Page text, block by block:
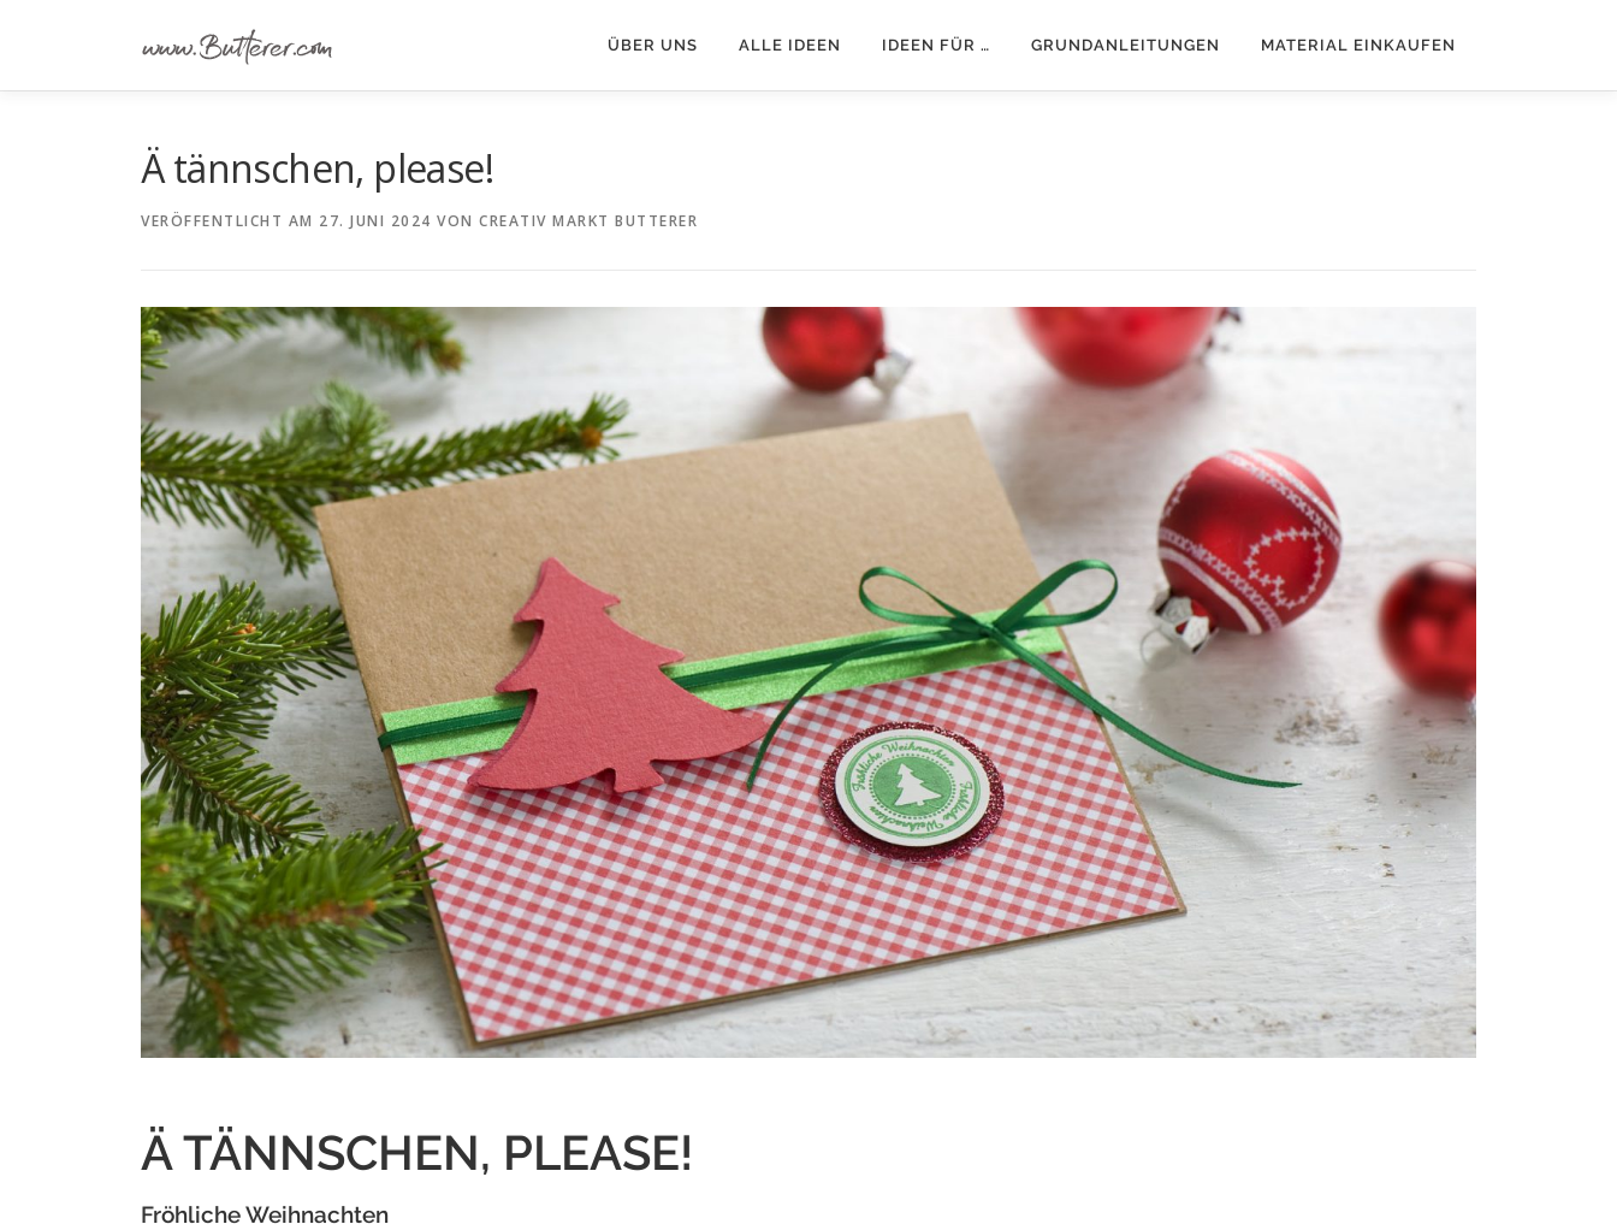
ÜBER UNS ALLE IDEEN IDEEN FÜR … GRUNDANLEITUNGEN MATERIAL EINKAUFEN
Ä tännschen, please!
VERÖFFENTLICHT AM 27. JUNI 2024 VON CREATIV MARKT BUTTERER
Ä TÄNNSCHEN, PLEASE!
Fröhliche Weihnachten